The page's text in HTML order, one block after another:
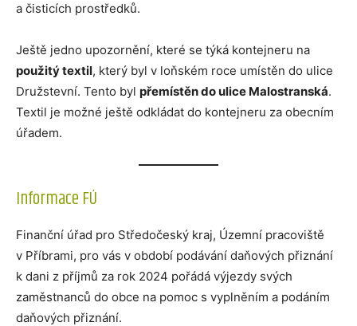
a čisticích prostředků.
Ještě jedno upozornění, které se týká kontejneru na
použitý textil, který byl v loňském roce umístěn do ulice
Družstevní. Tento byl přemístěn do ulice Malostranská.
Textil je možné ještě odkládat do kontejneru za obecním
úřadem.
Informace FÚ
Finanční úřad pro Středočeský kraj, Územní pracoviště
v Příbrami, pro vás v období podávání daňových přiznání
k dani z příjmů za rok 2024 pořádá výjezdy svých
zaměstnanců do obce na pomoc s vyplněním a podáním
daňových přiznání.